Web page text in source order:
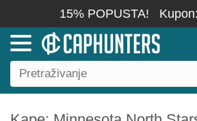
15% POPUSTA! Kupon: